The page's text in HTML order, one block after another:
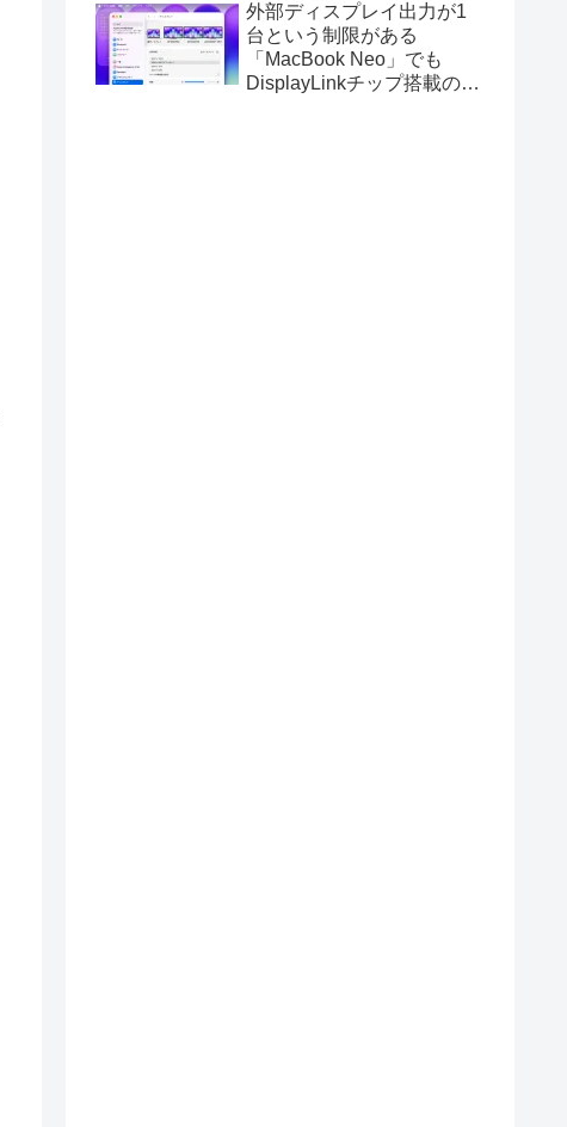
Mac用システムモニタアプ
リ「Task Manager TMOG」
のBeta版を公開。
外部ディスプレイ出力が1
台という制限がある
「MacBook Neo」でも
DisplayLinkチップ搭載の